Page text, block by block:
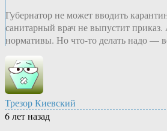
Губернатор не может вводить
санитарный врач не выпустит
нормативы. Но что-то делать надо —
Трезор Киевский
6 лет назад